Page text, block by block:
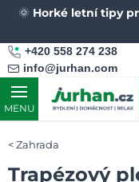
🌞 Horké letní tipy
+420 558 274 238
info@jurhan.com
MENU
Zahrada
Trapézový